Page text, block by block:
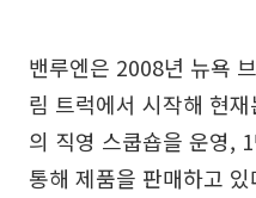
밴루엔은 2008년 뉴욕
림 트럭에서 시작해 현
의 직영 스쿱숍을 운영,
통해 제품을 판매하고